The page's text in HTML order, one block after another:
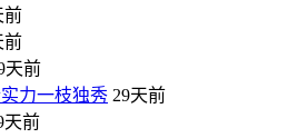
前
前
天前
力一枝独秀 29天前
天前